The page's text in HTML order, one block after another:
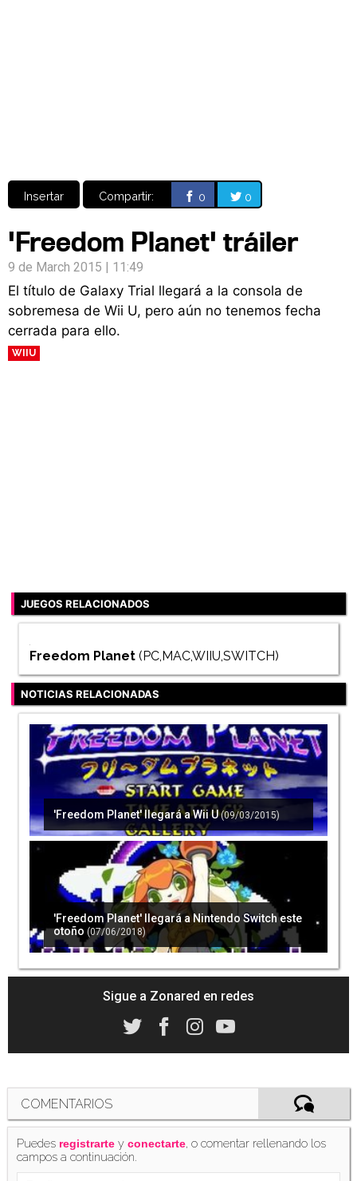
Insertar Compartir: 0 0
'Freedom Planet' tráiler
9 de March 2015 | 11:49
El título de Galaxy Trial llegará a la consola de
sobremesa de Wii U, pero aún no tenemos fecha
cerrada para ello.
WIIU
JUEGOS RELACIONADOS
Freedom Planet (PC,MAC,WIIU,SWITCH)
NOTICIAS RELACIONADAS
'Freedom Planet' llegará a Wii U (09/03/2015)
'Freedom Planet' llegará a Nintendo Switch este
otoño (07/06/2018)
Sigue a Zonared en redes
COMENTARIOS
Puedes registrarte yconectarte, o comentar rellenando los
campos a continuación.